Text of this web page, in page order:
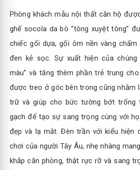
Phòng khách mẫu nội thất căn hộ
ghế socola da bò “tông xuyệt tông”
chiếc gối dựa, gối ôm nền vàng
đen kẻ sọc. Sự xuất hiện của
màu” và tăng thêm phần trẻ trung
được treo ở góc bên trong cũng nhằm
trữ và giúp cho bức tường bớt trống
gạch để tạo sự sang trọng cùng với
đẹp và lạ mắt. Đèn trần với kiểu hiện
chơi của người Tây Âu, nhẹ nhàng
khắp căn phòng, thật rực rỡ và sang